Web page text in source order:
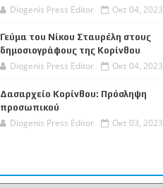
Diogenis Press Editor Οκτ 04, 2023
Γεύμα του Νίκου Σταυρέλη στους
δημοσιογράφους της Κορίνθου
Diogenis Press Editor Οκτ 04, 2023
Δασαρχείο Κορίνθου: Πρόσληψη
προσωπικού
Diogenis Press Editor Οκτ 03, 2023